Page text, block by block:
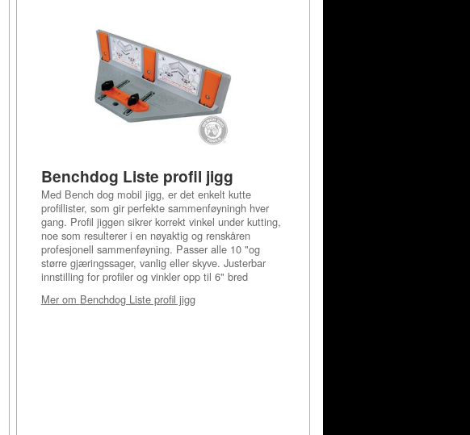
Benchdog Liste profil jigg
Med Bench dog mobil jigg, er det enkelt kutte
profillister, som gir perfekte sammenføyningh hver
gang. Profil jiggen sikrer korrekt vinkel under kutting,
noe som resulterer i en nøyaktig og renskåren
profesjonell sammenføyning. Passer alle 10 "og
større gjæringssager, vanlig eller skyve. Justerbar
innstilling for profiler og vinkler opp til 6" bred
Mer om Benchdog Liste profil jigg